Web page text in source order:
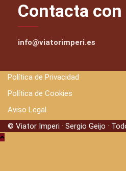
Contacta
info@viatorimperi.es
Política de Privacidad
Política de Cookies
Aviso Legal
© Viator Imperi · Sergio Geijo ·